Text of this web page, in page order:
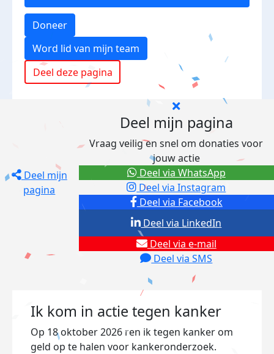
Doneer
Word lid van mijn team
Deel deze pagina
Deel mijn
pagina
Deel mijn pagina
Vraag veilig en snel om donaties voor
jouw actie
Deel via Facebook
Deel via Instagram
Deel via e-mail
Deel via SMS
Deel via LinkedIn
Deel via WhatsApp
Ik kom in actie tegen kanker
Op 18 oktober 2026 ren ik tegen kanker om
geld op te halen voor kankeronderzoek.